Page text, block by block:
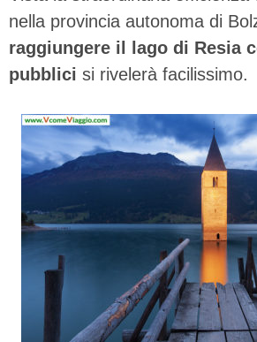
nella provincia autonoma di
raggiungere il lago di Resia
pubblici si rivelerà facilissimo.